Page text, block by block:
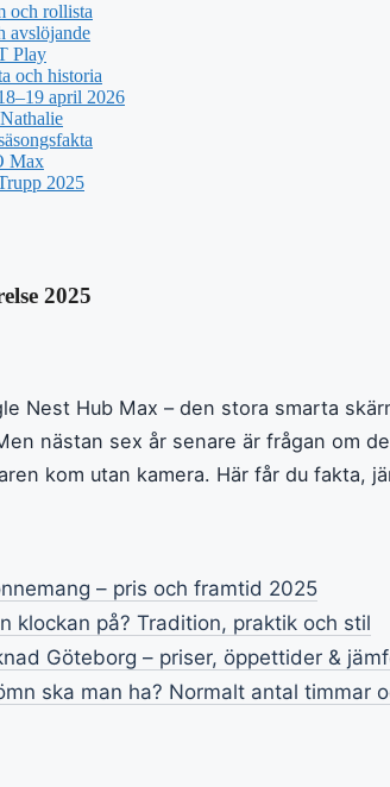
och rollista
avslöjande
Play
och historia
april 2026
Max
2025
2025
Nest Hub Max – den stora smarta
nästan sex år senare är frågan om
kom utan kamera. Här får du fakta,
– pris och framtid 2025
klockan på? Tradition, praktik och stil
Göteborg – priser, öppettider &
ska man ha? Normalt antal timmar